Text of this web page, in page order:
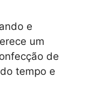
e
um
de
tempo e